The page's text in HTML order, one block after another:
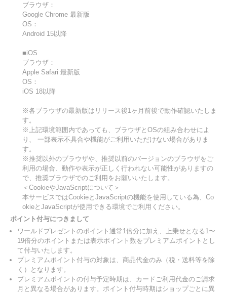
ブラウザ：
Google Chrome 最新版
OS：
Android 15以降
■iOS
ブラウザ：
Apple Safari 最新版
OS：
iOS 18以降
※各ブラウザの最新版はリリース後1ヶ月前後で動作確認いたしま
す。
※上記環境範囲内であっても、ブラウザとOSの組み合わせによ
り、 一部表示不具合や機能がご利用いただけない場合がありま
す。
※推奨以外のブラウザや、推奨以前のバージョンのブラウザをご
利用の場合、動作や表示が正しく行われない可能性がありますの
で、推奨ブラウザでのご利用をお願いいたします。
＜CookieやJavaScriptについて＞
本サービスではCookieとJavaScriptの機能を使用している為、Co
okieとJavaScriptが使用できる環境でご利用ください。
ポイント付与につきまして
ワールドプレゼントのポイント通常1倍分に加え、上乗せとなる1〜
19倍分のポイントまたは表示ポイント数をプレミアムポイントとし
て付与いたします。
プレミアムポイント付与の対象は、商品代金のみ（税・送料等を除
く）となります。
プレミアムポイントの付与予定時期は、カードご利用代金のご請求
月と異なる場合があります。ポイント付与時期はショップごとに異